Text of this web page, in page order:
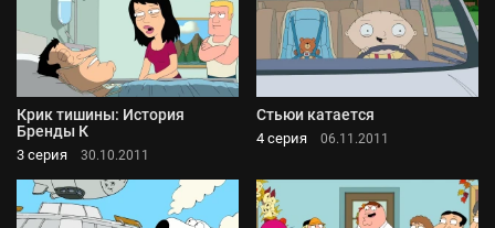
Крик тишины: История
Бренды К
3 серия 30.10.2011
Стьюи катается
4 серия 06.11.2011